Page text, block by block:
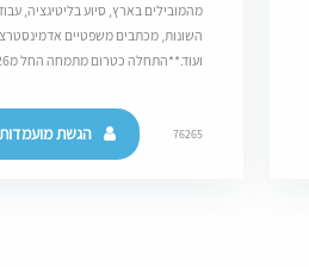
מהמובילים בארץ, סיוע בליטיגציה,
השונות, מכתבים משפטיים
ועוד.**התחלה כטרום מתמחה החל מ09/2026**...
76265 הגשת מועמדות